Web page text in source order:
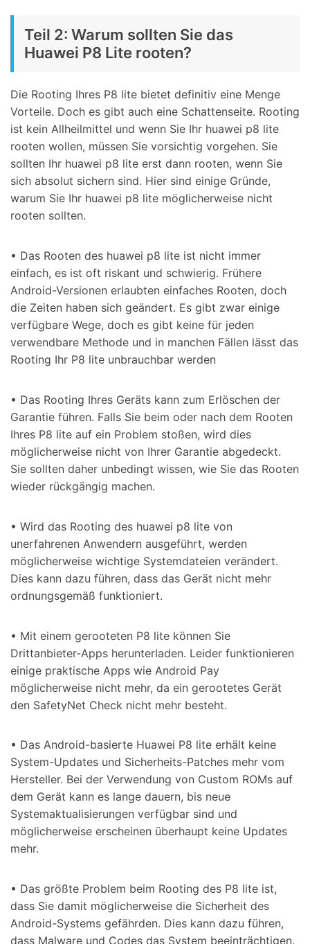
Teil 2: Warum sollten Sie das
Huawei P8 Lite rooten?
Die Rooting Ihres P8 lite bietet definitiv eine Menge
Vorteile. Doch es gibt auch eine Schattenseite. Rooting
ist kein Allheilmittel und wenn Sie Ihr huawei p8 lite
rooten wollen, müssen Sie vorsichtig vorgehen. Sie
sollten Ihr huawei p8 lite erst dann rooten, wenn Sie
sich absolut sichern sind. Hier sind einige Gründe,
warum Sie Ihr huawei p8 lite möglicherweise nicht
rooten sollten.
• Das Rooten des huawei p8 lite ist nicht immer
einfach, es ist oft riskant und schwierig. Frühere
Android-Versionen erlaubten einfaches Rooten, doch
die Zeiten haben sich geändert. Es gibt zwar einige
verfügbare Wege, doch es gibt keine für jeden
verwendbare Methode und in manchen Fällen lässt das
Rooting Ihr P8 lite unbrauchbar werden
• Das Rooting Ihres Geräts kann zum Erlöschen der
Garantie führen. Falls Sie beim oder nach dem Rooten
Ihres P8 lite auf ein Problem stoßen, wird dies
möglicherweise nicht von Ihrer Garantie abgedeckt.
Sie sollten daher unbedingt wissen, wie Sie das Rooten
wieder rückgängig machen.
• Wird das Rooting des huawei p8 lite von
unerfahrenen Anwendern ausgeführt, werden
möglicherweise wichtige Systemdateien verändert.
Dies kann dazu führen, dass das Gerät nicht mehr
ordnungsgemäß funktioniert.
• Mit einem gerooteten P8 lite können Sie
Drittanbieter-Apps herunterladen. Leider funktionieren
einige praktische Apps wie Android Pay
möglicherweise nicht mehr, da ein gerootetes Gerät
den SafetyNet Check nicht mehr besteht.
• Das Android-basierte Huawei P8 lite erhält keine
System-Updates und Sicherheits-Patches mehr vom
Hersteller. Bei der Verwendung von Custom ROMs auf
dem Gerät kann es lange dauern, bis neue
Systemaktualisierungen verfügbar sind und
möglicherweise erscheinen überhaupt keine Updates
mehr.
• Das größte Problem beim Rooting des P8 lite ist,
dass Sie damit möglicherweise die Sicherheit des
Android-Systems gefährden. Dies kann dazu führen,
dass Malware und Codes das System beeinträchtigen.